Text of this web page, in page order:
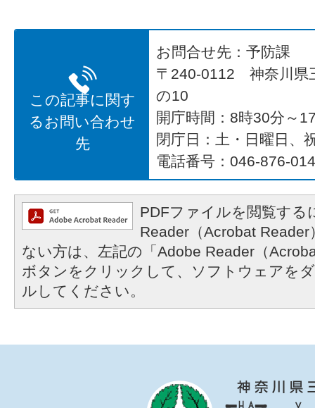
この記事に関す
るお問い合わせ
先
お問合せ先：予防課
〒240-0112 神奈川県
の10
開庁時間：8時30分～
閉庁日：土・日曜日、
電話番号：046-876-
PDFファイルを閲覧する
Reader（Acrobat
ない方は、左記の「Adobe Reader（
ボタンをクリックして、ソフトウェアを
ルしてください。